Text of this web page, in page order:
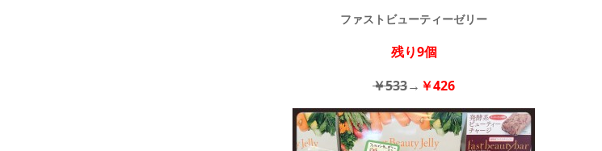
ファストビューティーゼリー
残り9個
￥533→ ￥426